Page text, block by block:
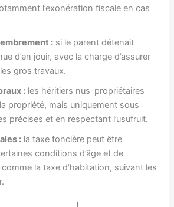
l’exonération fiscale en cas
: si le parent détenait
d’en jouir, avec la charge d’assurer
gros travaux.
: les héritiers nus-propriétaires
propriété, mais uniquement sous
précises et en respectant l’usufruit.
: la taxe foncière peut être
conditions d’âge et de
la taxe d’habitation, suivant les